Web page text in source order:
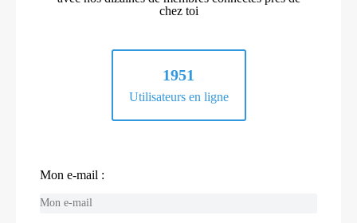
chez toi
1951
Utilisateurs en ligne
Mon e-mail :